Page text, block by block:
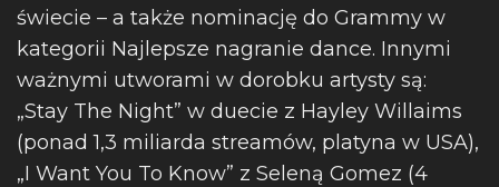
świecie – a także nominację do Grammy w
kategorii Najlepsze nagranie dance. Innymi
ważnymi utworami w dorobku artysty są:
„Stay The Night” w duecie z Hayley Willaims
(ponad 1,3 miliarda streamów, platyna w USA),
„I Want You To Know” z Seleną Gomez (4